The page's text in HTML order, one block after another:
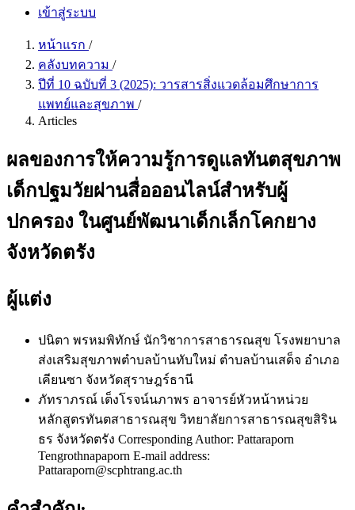
เข้าสู่ระบบ
หน้าแรก /
คลังบทความ /
ปีที่ 10 ฉบับที่ 3 (2025): วารสารสิ่งแวดล้อมศึกษาการ
แพทย์และสุขภาพ /
Articles
ผลของการให้ความรู้การดูแลทันตสุขภาพ
เด็กปฐมวัยผ่านสื่อออนไลน์สำหรับผู้
ปกครอง ในศูนย์พัฒนาเด็กเล็กโคกยาง
จังหวัดตรัง
ผู้แต่ง
ปนิตา พรหมพิทักษ์ นักวิชาการสาธารณสุข โรงพยาบาล
ส่งเสริมสุขภาพตำบลบ้านทับใหม่ ตำบลบ้านเสด็จ อำเภอ
เคียนซา จังหวัดสุราษฎร์ธานี
ภัทราภรณ์ เต็งโรจน์นภาพร อาจารย์หัวหน้าหน่วย
หลักสูตรทันตสาธารณสุข วิทยาลัยการสาธารณสุขสิริน
ธร จังหวัดตรัง Corresponding Author: Pattaraporn
Tengrothnapaporn E-mail address:
Pattaraporn@scphtrang.ac.th